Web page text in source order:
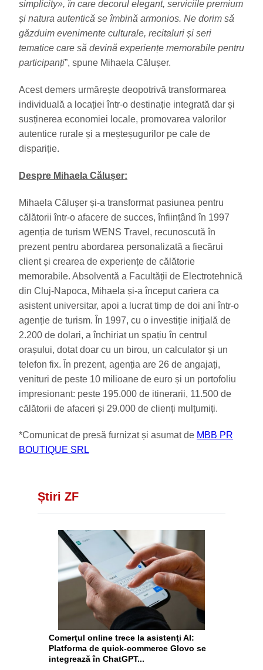
simplicity», în care decorul elegant, serviciile premium
și natura autentică se îmbină armonios. Ne dorim să
găzduim evenimente culturale, recitaluri și seri
tematice care să devină experiențe memorabile pentru
participanți”, spune Mihaela Călușer.
Acest demers urmărește deopotrivă transformarea
individuală a locației într-o destinație integrată dar și
susținerea economiei locale, promovarea valorilor
autentice rurale și a meșteșugurilor pe cale de
dispariție.
Despre Mihaela Călușer:
Mihaela Călușer și-a transformat pasiunea pentru
călătorii într-o afacere de succes, înființând în 1997
agenția de turism WENS Travel, recunoscută în
prezent pentru abordarea personalizată a fiecărui
client și crearea de experiențe de călătorie
memorabile. Absolventă a Facultății de Electrotehnică
din Cluj-Napoca, Mihaela și-a început cariera ca
asistent universitar, apoi a lucrat timp de doi ani într-o
agenție de turism. În 1997, cu o investiție inițială de
2.200 de dolari, a închiriat un spațiu în centrul
orașului, dotat doar cu un birou, un calculator și un
telefon fix. În prezent, agenția are 26 de angajați,
venituri de peste 10 milioane de euro și un portofoliu
impresionant: peste 195.000 de itinerarii, 11.500 de
călătorii de afaceri și 29.000 de clienți mulțumiți.
*Comunicat de presă furnizat și asumat de MBB PR
BOUTIQUE SRL
Știri ZF
Comerţul online trece la asistenţi AI:
Platforma de quick-commerce Glovo se
integrează în ChatGPT...